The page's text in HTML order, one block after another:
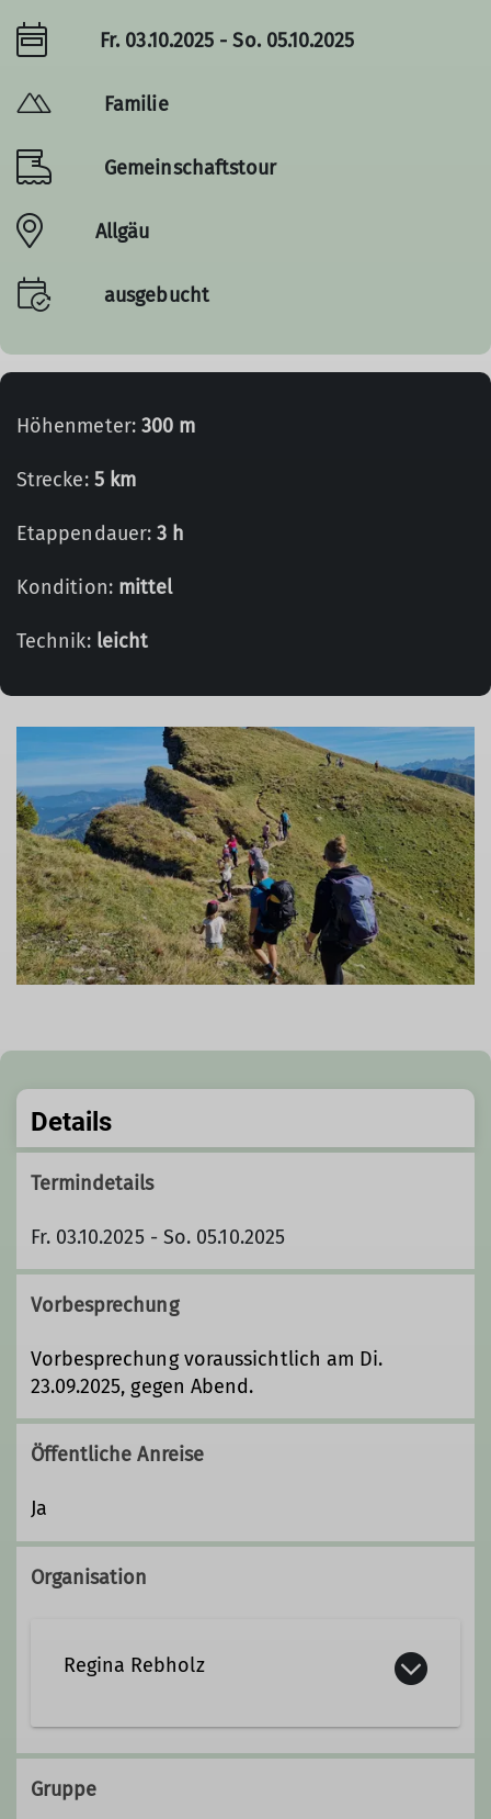
Fr. 03.10.2025 - So. 05.10.2025
Familie
Gemeinschaftstour
Allgäu
ausgebucht
Höhenmeter: 300 m
Strecke: 5 km
Etappendauer:3 h
Kondition: mittel
Technik: leicht
Details
Termindetails
Fr. 03.10.2025 - So. 05.10.2025
Vorbesprechung
Vorbesprechung voraussichtlich am Di.
23.09.2025, gegen Abend.
Öffentliche Anreise
Ja
Organisation
Regina Rebholz
regina.rebholz@dav-
Gruppe